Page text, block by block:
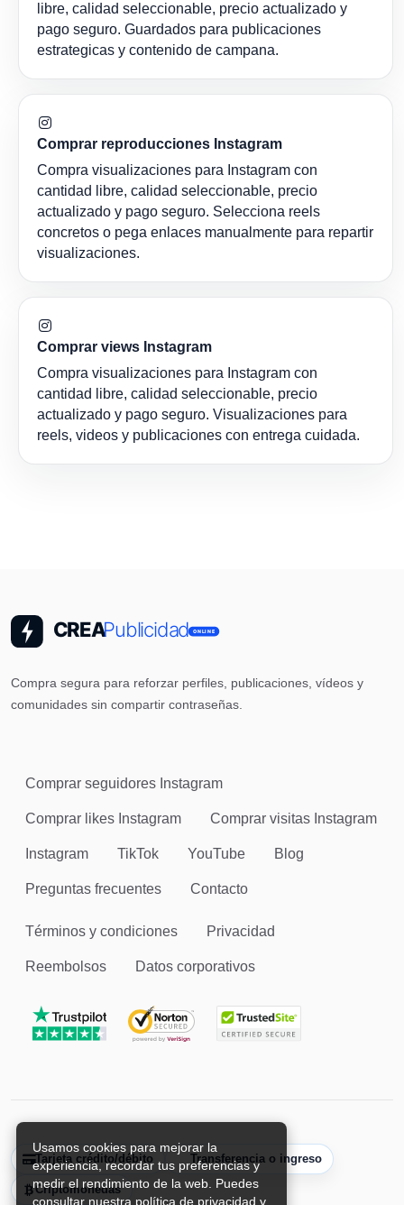
libre, calidad seleccionable, precio actualizado y
pago seguro. Guardados para publicaciones
estrategicas y contenido de campana.
Comprar reproducciones Instagram
Compra visualizaciones para Instagram con
cantidad libre, calidad seleccionable, precio
actualizado y pago seguro. Selecciona reels
concretos o pega enlaces manualmente para repartir
visualizaciones.
Comprar views Instagram
Compra visualizaciones para Instagram con
cantidad libre, calidad seleccionable, precio
actualizado y pago seguro. Visualizaciones para
reels, videos y publicaciones con entrega cuidada.
Usamos cookies para mejorar la
experiencia, recordar tus preferencias y
medir el rendimiento de la web. Puedes
consultar nuestra política de privacidad y
Compra segura para reforzar perfiles, publicaciones, vídeos y
comunidades sin compartir contraseñas.
Comprar seguidores Instagram
Comprar likes Instagram Comprar visitas Instagram
Instagram TikTok YouTube Blog
Preguntas frecuentes Contacto
Términos y condiciones Privacidad
Reembolsos Datos corporativos
Tarjeta crédito/débito Transferencia o ingreso
Criptomonedas